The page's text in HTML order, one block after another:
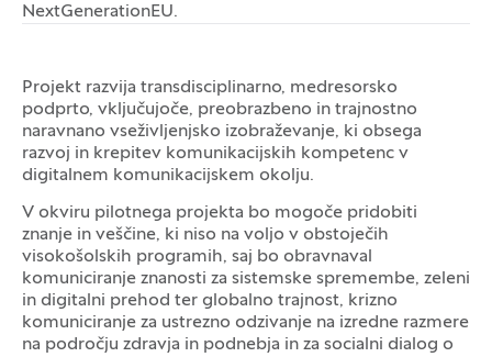
NextGenerationEU.
Projekt razvija transdisciplinarno, medresorsko
podprto, vključujoče, preobrazbeno in trajnostno
naravnano vseživljenjsko izobraževanje, ki obsega
razvoj in krepitev komunikacijskih kompetenc v
digitalnem komunikacijskem okolju.
V okviru pilotnega projekta bo mogoče pridobiti
znanje in veščine, ki niso na voljo v obstoječih
visokošolskih programih, saj bo obravnaval
komuniciranje znanosti za sistemske spremembe, zeleni
in digitalni prehod ter globalno trajnost, krizno
komuniciranje za ustrezno odzivanje na izredne razmere
na področju zdravja in podnebja in za socialni dialog o